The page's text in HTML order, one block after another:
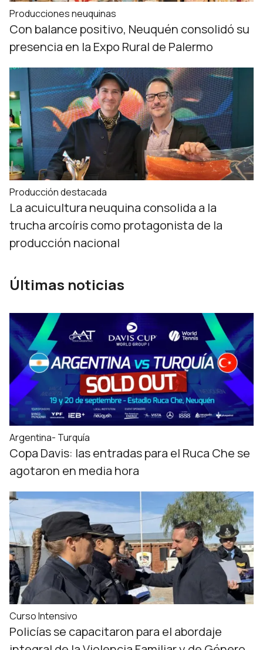
Producciones neuquinas
Con balance positivo, Neuquén consolidó su
presencia en la Expo Rural de Palermo
Producción destacada
La acuicultura neuquina consolida a la
trucha arcoíris como protagonista de la
producción nacional
Últimas noticias
Argentina- Turquía
Copa Davis: las entradas para el Ruca Che se
agotaron en media hora
Curso Intensivo
Policías se capacitaron para el abordaje